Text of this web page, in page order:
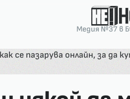
Медия №37 в